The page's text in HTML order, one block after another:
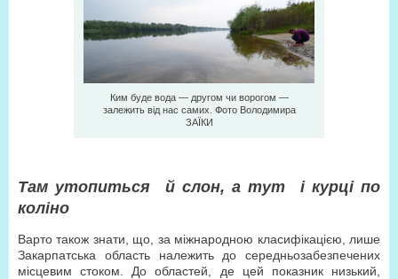
Ким буде вода — другом чи ворогом —
залежить від нас самих. Фото Володимира
ЗAЇКИ
Там утопиться й слон, а тут і курці по
коліно
Варто також знати, що, за міжнародною класифікацією, лише
Закарпатська область належить до середньозабезпечених
місцевим стоком. До областей, де цей показник низький,